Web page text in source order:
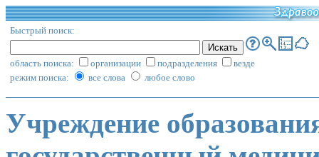
Быстрый поиск:
область поиска: организации подразделения
везде
режим поиска:
все слова любое слово
Учреждение